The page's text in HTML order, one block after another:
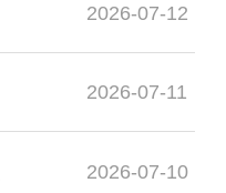
2026-07-12
2026-07-11
2026-07-10